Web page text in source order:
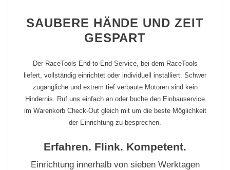
SAUBERE HÄNDE UND ZEIT
GESPART
Der RaceTools End-to-End-Service, bei dem RaceTools
liefert, vollständig einrichtet oder individuell installiert. Schwer
zugängliche und extrem tief verbaute Motoren sind kein
Hindernis. Ruf uns einfach an oder buche den Einbauservice
im Warenkorb Check-Out gleich mit um die beste Möglichkeit
der Einrichtung zu besprechen.
Erfahren. Flink. Kompetent.
Einrichtung innerhalb von sieben Werktagen